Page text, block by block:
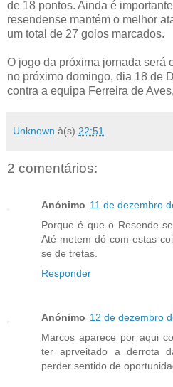
de 18 pontos. Ainda é
resendense mantém o melhor
um total de 27 golos marcados.
O jogo da próxima jornada será
no próximo domingo, dia 18 de
contra a equipa Ferreira de
Unknown à(s) 22:51
2 comentários:
Anónimo 11 de dezembro
Porque é que o Resende
Até metem dó com estas
se de tretas.
Responder
Anónimo 12 de dezembro
Marcos aparece por aqui
ter aprveitado a derrota
perder sentido de